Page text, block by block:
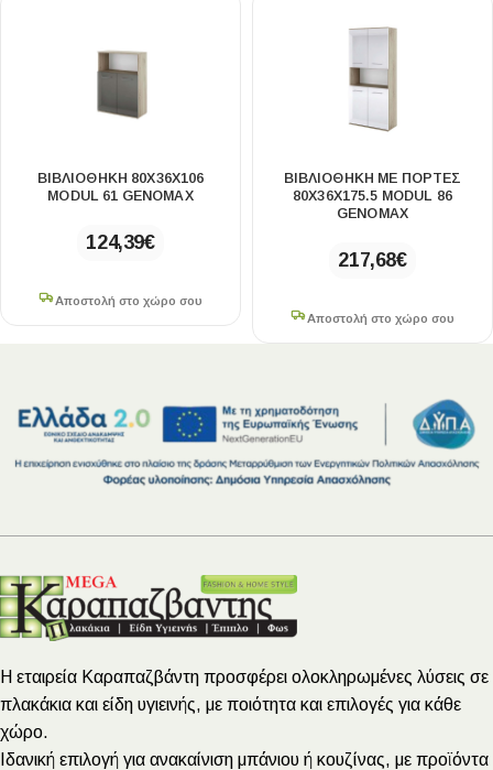
ΒΙΒΛΙΟΘΉΚΗ 80X36X106
MODUL 61 GENOMAX
124,39€
Αποστολή στο χώρο σου
ΒΙΒΛΙΟΘΉΚΗ ΜΕ ΠΌΡΤΕΣ
80X36X175.5 MODUL 86
GENOMAX
217,68€
Αποστολή στο χώρο σου
Η εταιρεία Καραπαζβάντη προσφέρει ολοκληρωμένες λύσεις σε
πλακάκια και είδη υγιεινής, με ποιότητα και επιλογές για κάθε
χώρο.
Ιδανική επιλογή για ανακαίνιση μπάνιου ή κουζίνας, με προϊόντα